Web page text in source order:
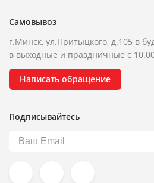
Самовывоз
г.Минск, ул.Притыцкого, д.105 в
в выходные и праздничные с
Написать обращение
Подписывайтесь